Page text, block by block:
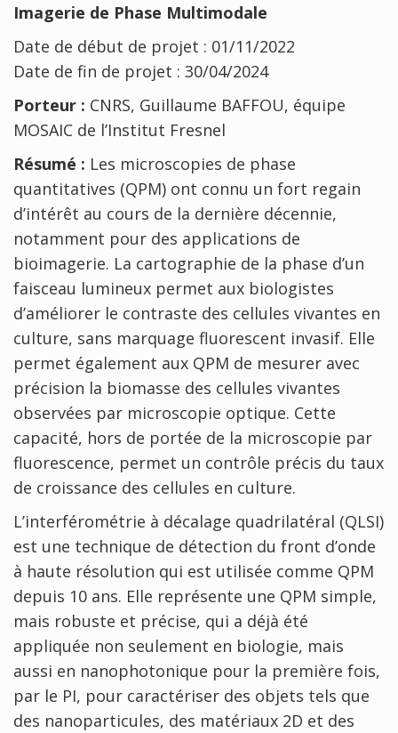
Imagerie de Phase Multimodale
Date de début de projet : 01/11/2022
Date de fin de projet : 30/04/2024
Porteur : CNRS, Guillaume BAFFOU, équipe
MOSAIC de l’Institut Fresnel
Résumé : Les microscopies de phase
quantitatives (QPM) ont connu un fort regain
d’intérêt au cours de la dernière décennie,
notamment pour des applications de
bioimagerie. La cartographie de la phase d’un
faisceau lumineux permet aux biologistes
d’améliorer le contraste des cellules vivantes en
culture, sans marquage fluorescent invasif. Elle
permet également aux QPM de mesurer avec
précision la biomasse des cellules vivantes
observées par microscopie optique. Cette
capacité, hors de portée de la microscopie par
fluorescence, permet un contrôle précis du taux
de croissance des cellules en culture.
L’interférométrie à décalage quadrilatéral (QLSI)
est une technique de détection du front d’onde
à haute résolution qui est utilisée comme QPM
depuis 10 ans. Elle représente une QPM simple,
mais robuste et précise, qui a déjà été
appliquée non seulement en biologie, mais
aussi en nanophotonique pour la première fois,
par le PI, pour caractériser des objets tels que
des nanoparticules, des matériaux 2D et des